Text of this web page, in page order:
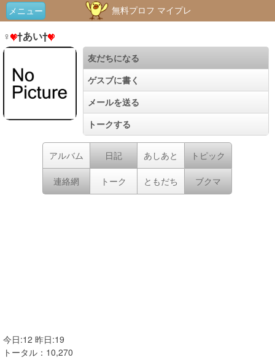
メニュー 無料プロフ マイプレ
♀ †あい†
友だちになる
ゲスブに書く
メールを送る
トークする
アルバム 日記 あしあと トピック
連絡網 トーク ともだち ブクマ
今日:12 昨日:19
トータル：10,270